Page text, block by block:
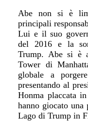
Abe non si è
principali
Lui e il suo
del 2016 e la
Trump. Abe si è
Tower di
globale a
presentando al
Honma placcata
hanno giocato
Lago di Trump in